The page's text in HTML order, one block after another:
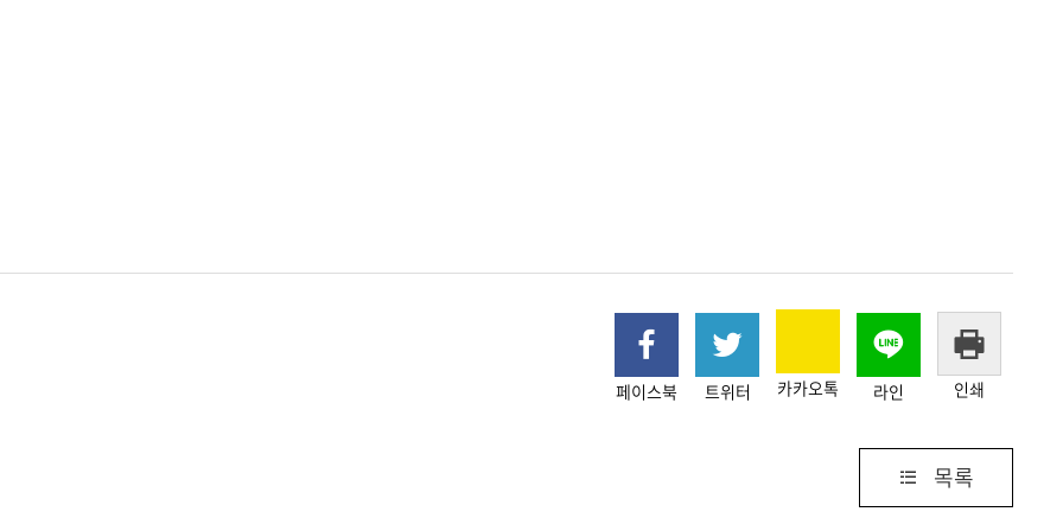
페이스북 트위터 카카오톡 라인 인쇄
목록